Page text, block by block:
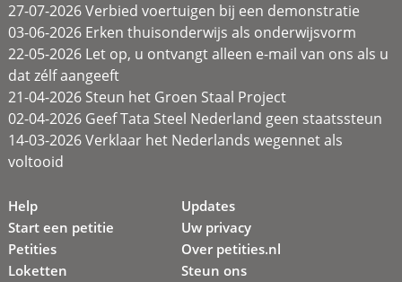
27-07-2026 Verbied voertuigen bij een demonstratie
03-06-2026 Erken thuisonderwijs als onderwijsvorm
22-05-2026 Let op, u ontvangt alleen e-mail van ons als u
dat zélf aangeeft
21-04-2026 Steun het Groen Staal Project
02-04-2026 Geef Tata Steel Nederland geen staatssteun
14-03-2026 Verklaar het Nederlands wegennet als
voltooid
Help
Start een petitie
Petities
Loketten
Updates
Uw privacy
Over petities.nl
Steun ons